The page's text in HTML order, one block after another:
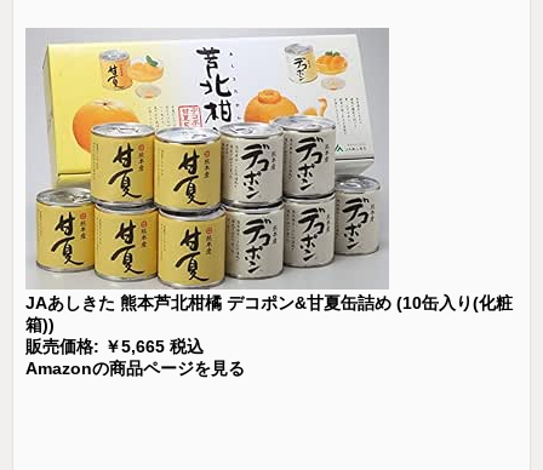
JAあしきた 熊本芦北柑橘 デコポン&甘夏缶詰め (10缶入り(化粧
箱))
販売価格: ￥5,665 税込
Amazonの商品ページを見る